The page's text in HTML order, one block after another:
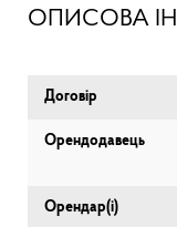
ОПИСОВА
Договір
Орендодавець
Орендар(і)